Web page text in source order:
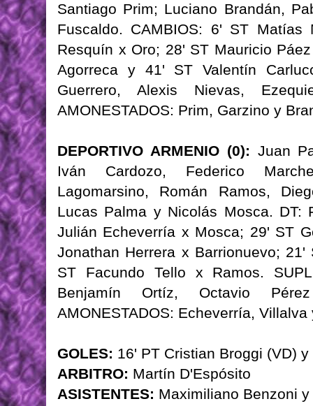
Santiago Prim; Luciano Brandán,
Fuscaldo. CAMBIOS: 6' ST
Resquín x Oro; 28' ST Mauricio
Agorreca y 41' ST Valentín
Guerrero, Alexis Nievas,
AMONESTADOS: Prim, Garzino y
DEPORTIVO ARMENIO (0): Juan
Iván Cardozo, Federico
Lagomarsino, Román Ramos,
Lucas Palma y Nicolás Mosca. DT:
Julián Echeverría x Mosca; 29' ST
Jonathan Herrera x Barrionuevo;
ST Facundo Tello x Ramos.
Benjamín Ortíz, Octavio
AMONESTADOS: Echeverría,
GOLES: 16' PT Cristian Broggi (VD)
ARBITRO: Martín D'Espósito
ASISTENTES: Maximiliano Benzoni